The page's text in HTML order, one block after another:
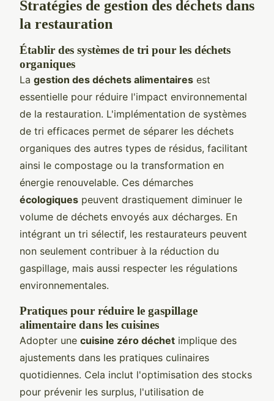
Stratégies de gestion des déchets dans
la restauration
Établir des systèmes de tri pour les déchets
organiques
La gestion des déchets alimentaires est
essentielle pour réduire l'impact environnemental
de la restauration. L'implémentation de systèmes
de tri efficaces permet de séparer les déchets
organiques des autres types de résidus, facilitant
ainsi le compostage ou la transformation en
énergie renouvelable. Ces démarches
écologiques peuvent drastiquement diminuer le
volume de déchets envoyés aux décharges. En
intégrant un tri sélectif, les restaurateurs peuvent
non seulement contribuer à la réduction du
gaspillage, mais aussi respecter les régulations
environnementales.
Pratiques pour réduire le gaspillage
alimentaire dans les cuisines
Adopter une cuisine zéro déchet implique des
ajustements dans les pratiques culinaires
quotidiennes. Cela inclut l'optimisation des stocks
pour prévenir les surplus, l'utilisation de